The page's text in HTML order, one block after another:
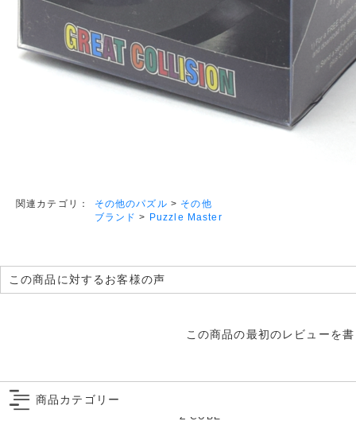
関連カテゴリ： その他のパズル > その他
ブランド > Puzzle Master
この商品に対するお客様の声
この商品の最初のレビューを
商品カテゴリー